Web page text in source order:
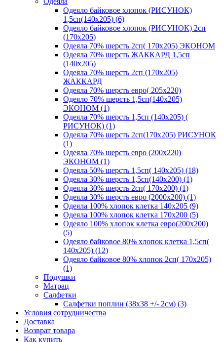
Одеяло байковое хлопок (РИСУНОК)
1,5сп(140х205) (6)
Одеяло байковое хлопок (РИСУНОК) 2сп
(170х205)
Одеяла 70% шерсть 2сп( 170х205) ЭКОНОМ
Одеяла 70% шерсть ЖАККАРД 1,5сп
(140х205)
Одеяла 70% шерсть 2сп (170х205)
ЖАККАРД
Одеяла 70% шерсть евро( 205х220)
Одеяло 70% шерсть 1,5сп(140х205)
ЭКОНОМ (1)
Одеяла 70% шерсть 1,5сп (140х205) (
РИСУНОК) (1)
Одеяла 70% шерсть 2сп(170х205) РИСУНОК
(1)
Одеяла 70% шерсть евро (200х220)
ЭКОНОМ (1)
Одеяла 50% шерсть 1,5сп( 140х205) (18)
Одеяла 30% шерсть 1,5сп(140х200) (1)
Одеяла 30% шерсть 2сп( 170х200) (1)
Одеяла 30% шерсть евро (2000х200) (1)
Одеяла 100% хлопок клетка 140х205 (9)
Одеяла 100% хлопок клетка 170х200 (5)
Одеяло 100% хлопок клетка евро(200х200)
(5)
Одеяло байковое 80% хлопок клетка 1,5сп(
140х205) (12)
Одеяло байковое 80% хлопок 2сп( 170х205)
(1)
Подушки
Матрац
Салфетки
Салфетки поплин (38х38 +/- 2см) (3)
Условия сотрудничества
Доставка
Возврат товара
Как купить